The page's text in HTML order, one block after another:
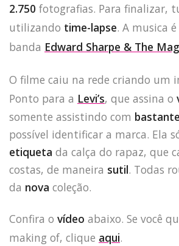
2.750 fotografias. Para finalizar,
utilizando time-lapse. A musica é
banda Edward Sharpe & The
O filme caiu na rede criando um
Ponto para a Levi’s, que assina o
somente assistindo com bastante
possível identificar a marca. Ela
etiqueta da calça do rapaz, que
costas, de maneira sutil. Todas
da nova coleção.
Confira o vídeo abaixo. Se você
making of, clique aqui.